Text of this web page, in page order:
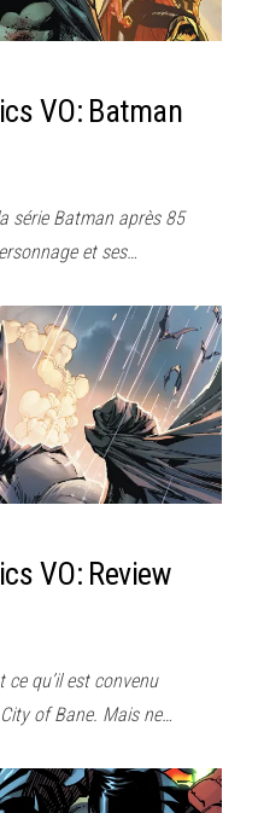
VO: Batman
série Batman après 85
et ses…
VO: Review
qu’il est convenu
of Bane. Mais ne…